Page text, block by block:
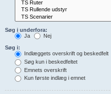
Søg i underfora:
Ja
Nej
Søg i:
Indlæggets overskrift og beskedfelt
Søg kun i beskedfeltet
Emnets overskrift
Kun første indlæg i emnet